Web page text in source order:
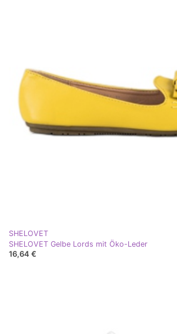
SHELOVET
SHELOVET Gelbe Lords mit Öko-Leder
16,64 €